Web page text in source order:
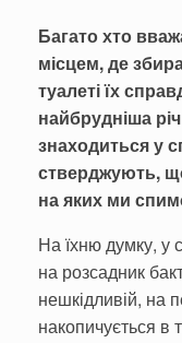
Багато хто
місцем, де
туалеті їх
найбрудніша річ
знаходиться у
стверджують,
на яких ми
На їхню думку, у
на розсадник
нешкідливій, на
накопичується в